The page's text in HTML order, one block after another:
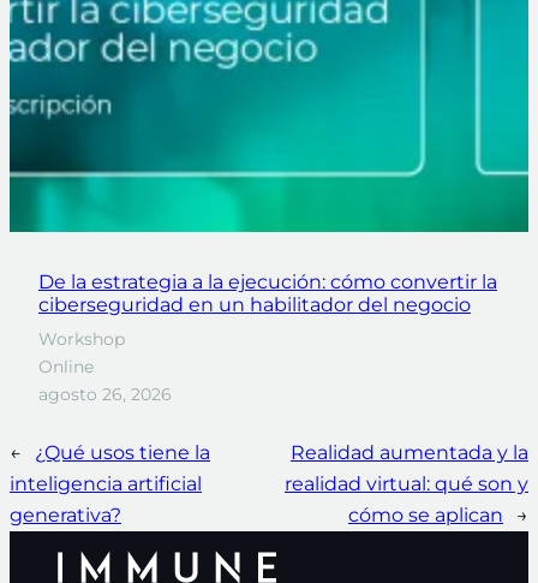
De la estrategia a la ejecución: cómo convertir la
ciberseguridad en un habilitador del negocio
Workshop
Online
agosto 26, 2026
←
¿Qué usos tiene la
inteligencia artificial
generativa?
Realidad aumentada y la
realidad virtual: qué son y
cómo se aplican
→